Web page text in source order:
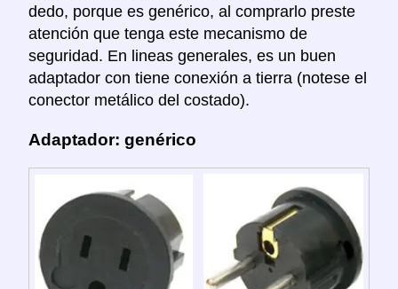
dedo, porque es genérico, al comprarlo preste
atención que tenga este mecanismo de
seguridad. En lineas generales, es un buen
adaptador con tiene conexión a tierra (notese el
conector metálico del costado).
Adaptador: genérico